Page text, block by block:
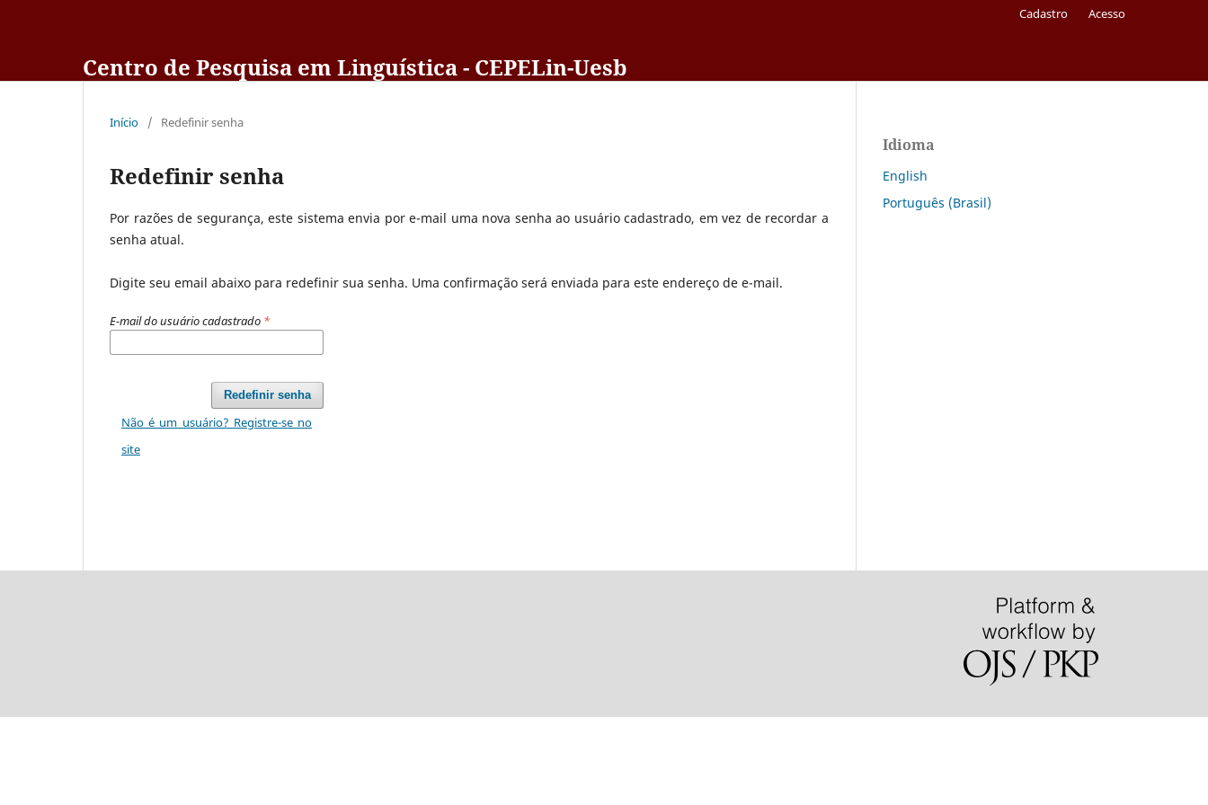
Centro de Pesquisa em Linguística - CEPELin-Uesb
Cadastro Acesso
Início / Redefinir senha
Redefinir senha
Por razões de segurança, este sistema envia por e-mail uma nova senha ao usuário cadastrado, em vez de recordar a
senha atual.
Digite seu email abaixo para redefinir sua senha. Uma confirmação será enviada para este endereço de e-mail.
E-mail do usuário cadastrado *
Redefinir senha
Não é um usuário? Registre-se no
site
Idioma
English
Português (Brasil)